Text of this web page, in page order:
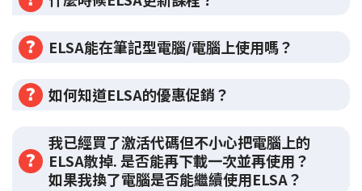
ELSA能在筆記型電腦/電腦上使用嗎？
如何知道ELSA的優惠促銷？
我已經買了激活代碼但不小心把電腦上的
ELSA散掉. 是否能再下載一次並再使用？
如果我換了電腦是否能繼續使用ELSA？